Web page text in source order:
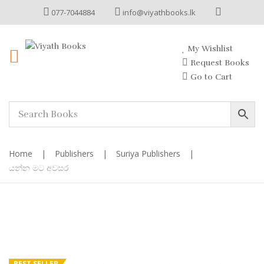
077-7044884 info@viyathbooks.lk
My Wishlist
Request Books
Go to Cart
Home | Publishers | Suriya Publishers
|
යන්න මට අවසර